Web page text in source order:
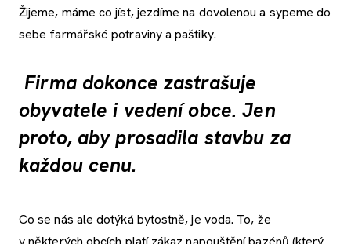
Žijeme, máme co jíst, jezdíme na dovolenou a sypeme do
sebe farmářské potraviny a paštiky.
Firma dokonce zastrašuje
obyvatele i vedení obce. Jen
proto, aby prosadila stavbu za
každou cenu.
Co se nás ale dotýká bytostně, je voda. To, že